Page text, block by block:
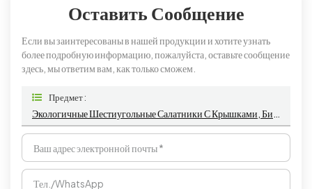
Оставить Сообщение
Если вы заинтересованы в нашей продукции и хотите узнать
более подробную информацию, пожалуйста, оставьте сообщение
здесь, мы ответим вам, как только сможем.
Предмет :